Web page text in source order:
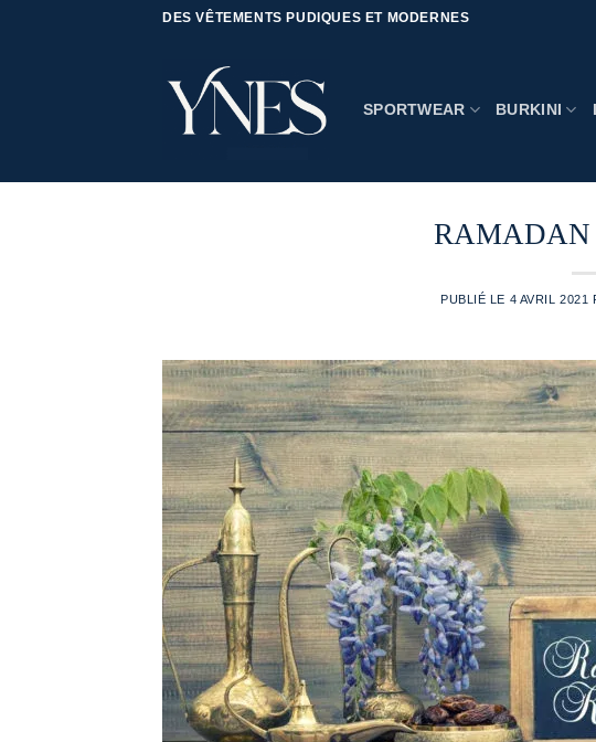
DES VÊTEMENTS PUDIQUES ET MODERNES
SPORTWEAR BURKINI
RAMADAN
PUBLIÉ LE 4 AVRIL 2021